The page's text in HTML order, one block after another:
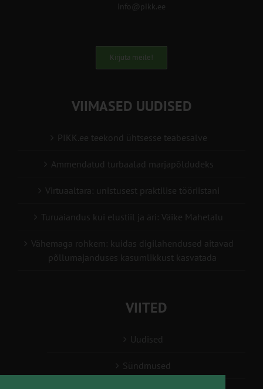
info@pikk.ee
Kirjuta meile!
VIIMASED UUDISED
PIKK.ee teekond ühtsesse teabesalve
Ammendatud turbaalad marjapõldudeks
Virtuaaltara: unistusest praktilise tööriistani
Turuaiandus kui elustiil ja äri: Väike Mahetalu
Vähemaga rohkem: kuidas digilahendused aitavad
põllumajanduses kasumlikkust kasvatada
VIITED
Uudised
Sündmused